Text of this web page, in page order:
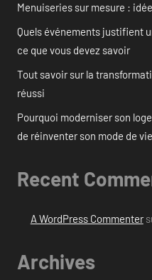
Menuiseries sur mesure :
Quels événements justifient
ce que vous devez savoir
Tout savoir sur la
réussi
Pourquoi moderniser son
de réinventer son mode de
Recent
A WordPress Commenter
Archives